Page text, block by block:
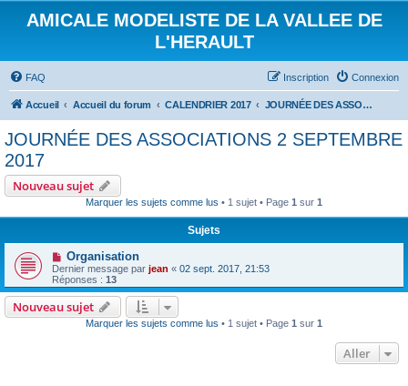
AMICALE MODELISTE DE LA VALLEE DE
L'HERAULT
FAQ Connexion
Inscription
Accueil Accueil du forum CALENDRIER 2017 JOURNÉE DES ASSOCIATIONS 2 SEPTEMBRE 2017
JOURNÉE DES ASSOCIATIONS 2 SEPTEMBRE
2017
Nouveau sujet
Marquer les sujets comme lus • 1 sujet • Page 1 sur 1
Sujets
Organisation
Dernier message par jean « 02 sept. 2017, 21:53
Réponses : 13
Nouveau sujet
Marquer les sujets comme lus • 1 sujet • Page 1 sur 1
Aller